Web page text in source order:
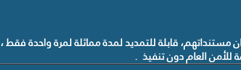
مستنداتهم، قابلة للتمديد لمدة مماثلة لمرة واحدة فقط
للأمن العام دون تنفيذ .